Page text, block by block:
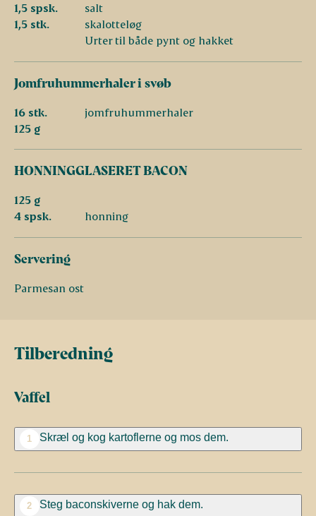
1,5 spsk.
salt
1,5 stk.
skalotteløg
Urter til både pynt og hakket
Jomfruhummerhaler i svøb
16 stk.
jomfruhummerhaler
125 g
HONNINGGLASERET BACON
125 g
4 spsk.
honning
Servering
Parmesan ost
Tilberedning
Vaffel
1 Skræl og kog kartoflerne og mos dem.
2 Steg baconskiverne og hak dem.